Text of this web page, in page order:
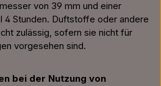
von 39 mm und einer
4 Stunden. Duftstoffe oder andere
zulässig, sofern sie nicht für
vorgesehen sind.
bei der Nutzung von